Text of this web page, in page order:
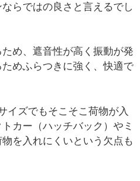
らではの良さと言えるでし
め、遮音性が高く振動が発
めふらつきに強く、快適で
イズでもそこそこ荷物が入
カー（ハッチバック）やミ
を入れにくいという欠点も